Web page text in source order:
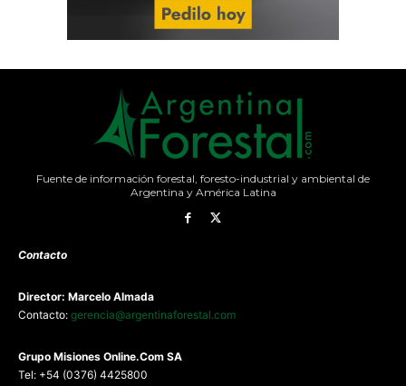
Fuente de información forestal, foresto-industrial y ambiental de
Argentina y América Latina
Contacto
Director: Marcelo Almada
Contacto: gerencia@argentinaforestal.com
Grupo Misiones Online.Com SA
Tel: +54 (0376) 4425800